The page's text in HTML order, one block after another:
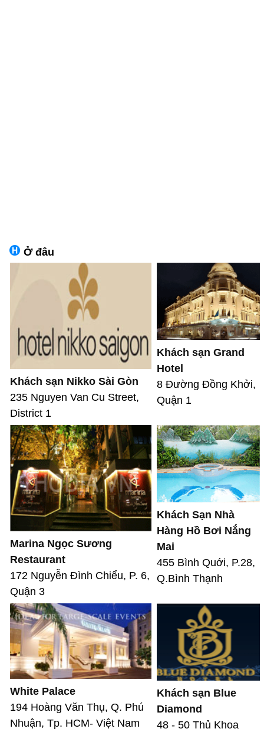
Ở đâu
Khách sạn Nikko Sài Gòn
235 Nguyen Van Cu Street,
District 1
Khách sạn Grand
Hotel
8 Đường Đồng Khởi,
Quận 1
Marina Ngọc Sương
Restaurant
172 Nguyễn Đình Chiểu, P. 6,
Quận 3
Khách Sạn Nhà
Hàng Hồ Bơi Nắng
Mai
455 Bình Quới, P.28,
Q.Bình Thạnh
White Palace
194 Hoàng Văn Thụ, Q. Phú
Nhuận, Tp. HCM- Việt Nam
Khách sạn Blue
Diamond
48 - 50 Thủ Khoa